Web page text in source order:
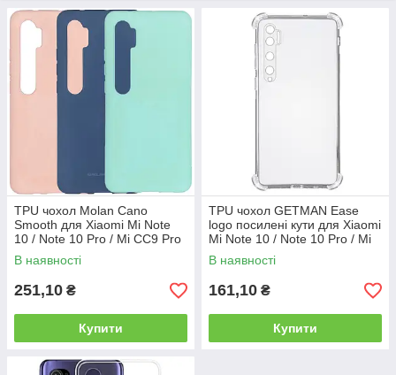
TPU чохол Molan Cano
Smooth для Xiaomi Mi Note
10 / Note 10 Pro / Mi CC9 Pro
В наявності
251,10 ₴
Купити
TPU чохол GETMAN Ease
logo посилені кути для Xiaomi
Mi Note 10 / Note 10 Pro / Mi
CC9 Pro
В наявності
161,10 ₴
Купити